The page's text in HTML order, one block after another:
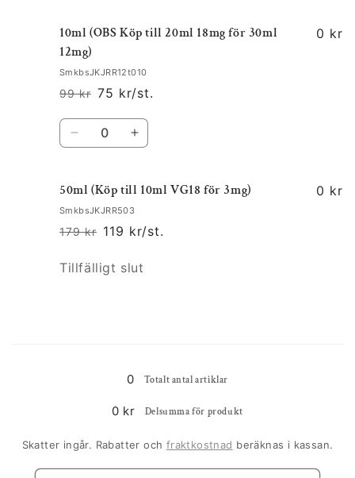
10ml (OBS Köp till 20ml 18mg för 30ml
12mg)
SmkbsJKJRR12t010
Ordinarie
pris
99 kr
Försäljningspris
75 kr/st.
0 kr
Kvantitet
Minska
10ml
(OBS
till
18mg
Öka
10ml
(OBS
Köp
till
18mg
50ml (Köp till 10ml VG18 för 3mg)
SmkbsJKJRR503
Ordinarie
179 kr
Försäljningspris
119 kr/st.
0 kr
Kvantitet
Tillfälligt slut
0 Totalt antal artiklar
0 kr Delsumma för produkt
Skatter ingår. Rabatter och fraktkostnad beräknas i kassan.